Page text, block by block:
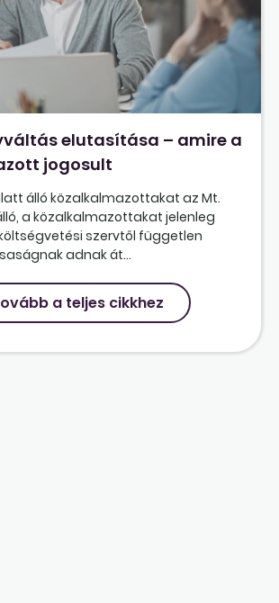
elutasítása – amire a
jogosult
álló közalkalmazottakat az Mt.
a közalkalmazottakat jelenleg
szervtől független
adnak át...
a teljes cikkhez